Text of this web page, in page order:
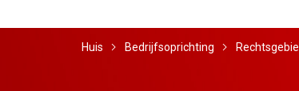
Huis Bedrijfsoprichting